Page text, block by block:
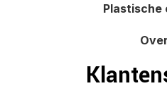
Plastische